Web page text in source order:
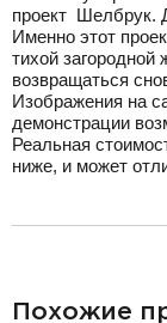
проект Шелбрук.
Именно этот
тихой загородной
возвращаться
Изображения на
демонстрации
Реальная
ниже, и может
Похожие